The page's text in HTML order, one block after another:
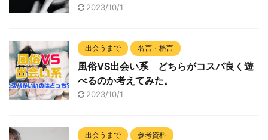
2023/10/1
出会うまで 名言・格言
風俗VS出会い系 どちらがコスパ良く遊
べるのか考えてみた。
2023/10/1
出会うまで 参考資料